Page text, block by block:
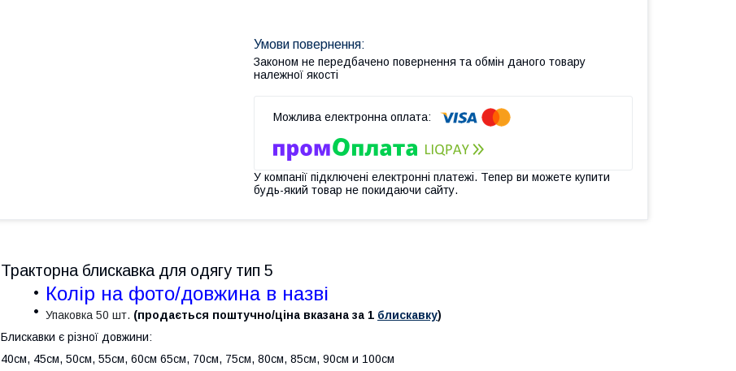
Законом не передбачено повернення та обмін даного товару
належної якості
У компанії підключені електронні платежі. Тепер ви можете купити
будь-який товар не покидаючи сайту.
Тракторна блискавка для одягу тип 5
Колір на фото/довжина в назві
Упаковка 50 шт. (продається поштучно/ціна вказана за 1 блискавку)
Блискавки є різної довжини:
40см, 45см, 50см, 55см, 60см 65см, 70см, 75см, 80см, 85см, 90см и 100см